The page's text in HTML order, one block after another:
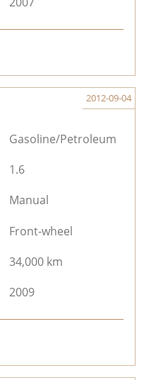
2012-09-04
Gasoline/Petroleum
1.6
Manual
Front-wheel
34,000 km
2009